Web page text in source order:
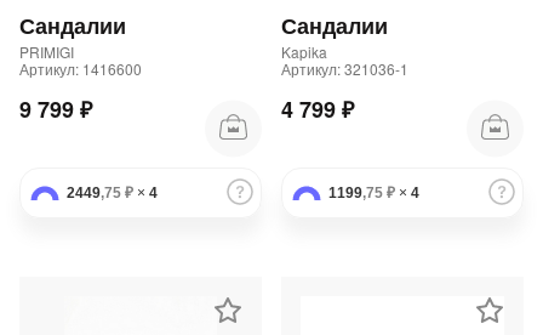
Сандалии
PRIMIGI
Артикул: 1416600
9 799 ₽
2449,75 ₽ × 4
Сандалии
Kapika
Артикул: 321036-1
4 799 ₽
1199,75 ₽ × 4